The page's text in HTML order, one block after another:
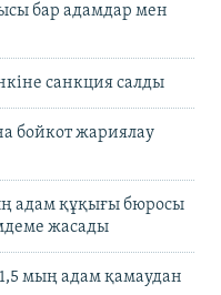
бар адамдар мен
санкция салды
бойкот жариялау
адам құқығы бюросы
жасады
мың адам қамаудан